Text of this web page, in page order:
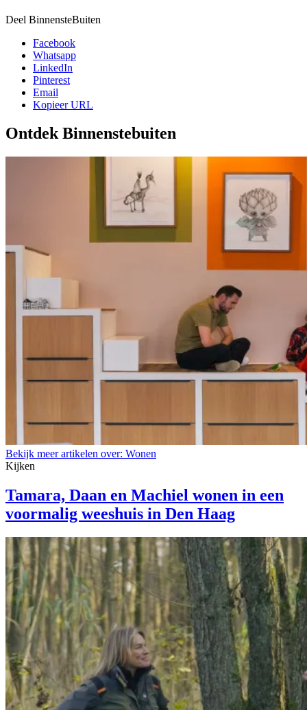
Deel BinnensteBuiten
Facebook
Whatsapp
LinkedIn
Pinterest
Email
Kopieer URL
Ontdek Binnenstebuiten
Bekijk meer artikelen over: Wonen
Kijken
Tamara, Daan en Machiel wonen in een
voormalig weeshuis in Den Haag